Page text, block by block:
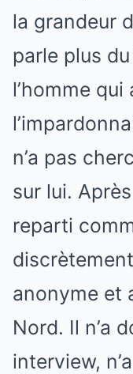
la grandeur
parle plus
l’homme
n’a pas
sur lui.
reparti
anonyme et
Nord. Il n’a
interview,